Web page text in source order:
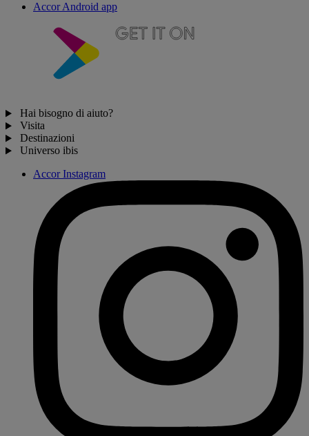
Accor Android app
Hai bisogno di aiuto?
Visita
Destinazioni
Universo ibis
Accor Instagram